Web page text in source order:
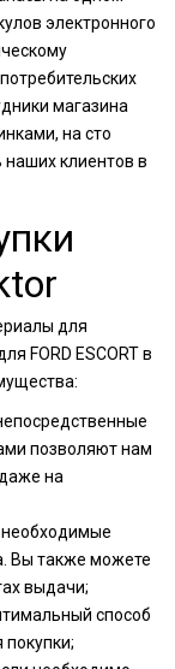
электронного
магазина
на сто
клиентов в
для
FORD ESCORT в
позволяют нам
на
необходимые
Вы также можете
выдачи;
способ